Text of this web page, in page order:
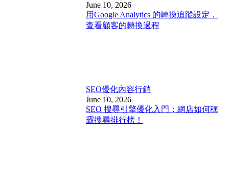
June 10, 2026
用Google Analytics 的轉換追蹤設定，
查看顧客的轉換過程
SEO優化內容行銷
June 10, 2026
SEO 搜尋引擎優化入門：網店如何稱
霸搜尋排行榜！